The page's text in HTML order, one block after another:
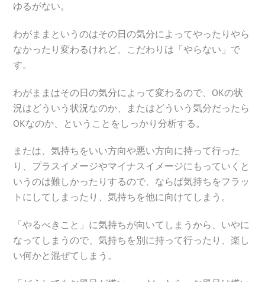
ゆるがない。
わがままというのはその日の気分によってやったりやら
なかったり変わるけれど、こだわりは「やらない」で
す。
わがままはその日の気分によって変わるので、OKの状
況はどういう状況なのか、またはどういう気分だったら
OKなのか、ということをしっかり分析する。
または、気持ちをいい方向や悪い方向に持って行った
り、プラスイメージやマイナスイメージにもっていくと
いうのは難しかったりするので、ならば気持ちをフラッ
トにしてしまったり、気持ちを他に向けてしまう。
「やるべきこと」に気持ちが向いてしまうから、いやに
なってしまうので、気持ちを別に持って行ったり、楽し
い何かと混ぜてしまう。